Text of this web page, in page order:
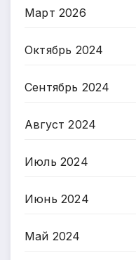
Март 2026
Октябрь 2024
Сентябрь 2024
Август 2024
Июль 2024
Июнь 2024
Май 2024